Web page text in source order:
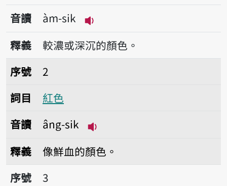
音讀
àm-sik
播放音讀àm-sik
釋義
較濃或深沉的顏色。
序號2紅色
序號
2
詞目
紅色
音讀
âng-sik
釋義
像鮮血的顏色。
序號3漚色
序號
3